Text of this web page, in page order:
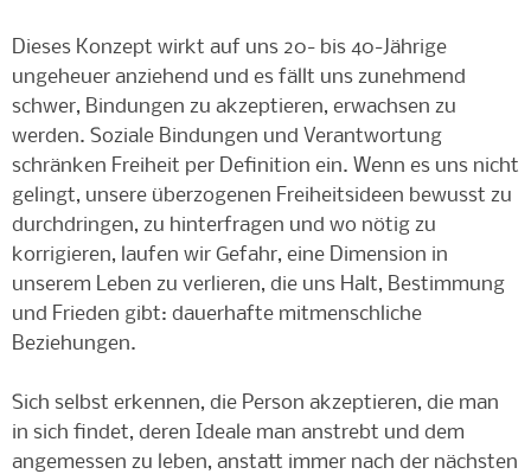
Dieses Konzept wirkt auf uns 20- bis 40-Jährige
ungeheuer anziehend und es fällt uns zunehmend
schwer, Bindungen zu akzeptieren, erwachsen zu
werden. Soziale Bindungen und Verantwortung
schränken Freiheit per Definition ein. Wenn es uns nicht
gelingt, unsere überzogenen Freiheitsideen bewusst zu
durchdringen, zu hinterfragen und wo nötig zu
korrigieren, laufen wir Gefahr, eine Dimension in
unserem Leben zu verlieren, die uns Halt, Bestimmung
und Frieden gibt: dauerhafte mitmenschliche
Beziehungen.
Sich selbst erkennen, die Person akzeptieren, die man
in sich findet, deren Ideale man anstrebt und dem
angemessen zu leben, anstatt immer nach der nächsten